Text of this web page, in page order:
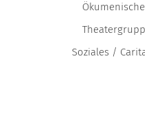
Soziales /